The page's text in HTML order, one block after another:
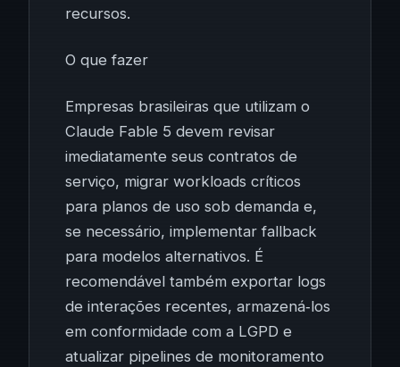
recursos.
O que fazer
Empresas brasileiras que utilizam o
Claude Fable 5 devem revisar
imediatamente seus contratos de
serviço, migrar workloads críticos
para planos de uso sob demanda e,
se necessário, implementar fallback
para modelos alternativos. É
recomendável também exportar logs
de interações recentes, armazená‑los
em conformidade com a LGPD e
atualizar pipelines de monitoramento